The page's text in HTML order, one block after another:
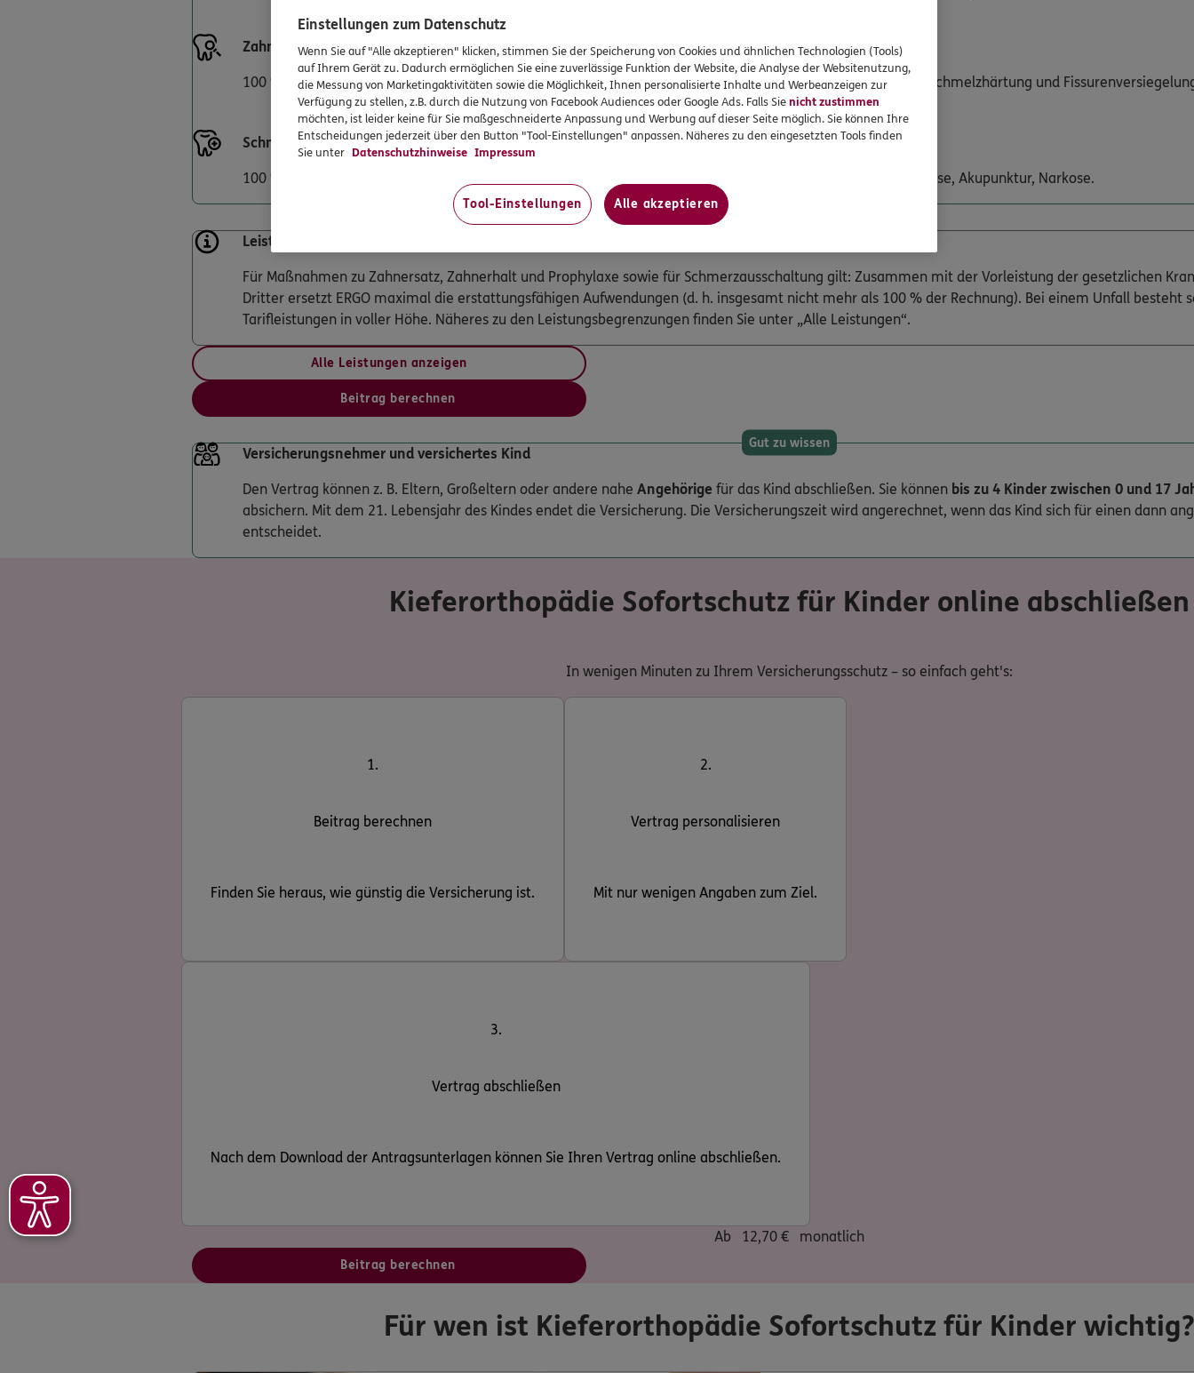
Zahnprophylaxe
100 % für zahnmedizinische Individualprophylaxe, z. B. professionelle Zahnreinigung, Fluoridierung zur Zahnschmelzhärtung und
Schmerzausschaltung
100 % für alle Maßnahmen, die den zahnärztlichen Eingriff für das Kind besser erträglich machen, z. B. Hypnose, Akupunktur, Narkose.
Leistungsbegrenzungen in den ersten 4 Versicherungsjahren
Für Maßnahmen zu Zahnersatz, Zahnerhalt und Prophylaxe sowie für Schmerzausschaltung gilt: Zusammen mit der Vorleistung der gesetzlichen
Dritter ersetzt ERGO maximal die erstattungsfähigen Aufwendungen (d. h. insgesamt nicht mehr als 100 % der Rechnung). Bei einem Unfall besteht
Tarifleistungen in voller Höhe. Näheres zu den Leistungsbegrenzungen finden Sie unter „Alle Leistungen“.
Alle Leistungen anzeigen
Beitrag berechnen
Gut zu wissen
Versicherungsnehmer und versichertes Kind
Den Vertrag können z. B. Eltern, Großeltern oder andere nahe Angehörige für das Kind abschließen. Sie können bis zu 4 Kinder zwischen 0 und 17
absichern. Mit dem 21. Lebensjahr des Kindes endet die Versicherung. Die Versicherungszeit wird angerechnet, wenn das Kind sich für einen dann
entscheidet.
Kieferorthopädie Sofortschutz für Kinder online abschließen
In wenigen Minuten zu Ihrem Versicherungsschutz – so einfach geht's:
1.
Beitrag berechnen
Finden Sie heraus, wie günstig die Versicherung ist.
2.
Vertrag personalisieren
Mit nur wenigen Angaben zum Ziel.
3.
Vertrag abschließen
Nach dem Download der Antragsunterlagen können Sie Ihren Vertrag online abschließen.
Ab 12,70€ monatlich
Beitrag berechnen
Für wen ist Kieferorthopädie Sofortschutz für Kinder wichtig?
Einstellungen zum Datenschutz
Wenn Sie auf "Alle akzeptieren" klicken, stimmen Sie der Speicherung von Cookies und ähnlichen Technologien (Tools)
auf Ihrem Gerät zu. Dadurch ermöglichen Sie eine zuverlässige Funktion der Website, die Analyse der Websitenutzung,
die Messung von Marketingaktivitäten sowie die Möglichkeit, Ihnen personalisierte Inhalte und Werbeanzeigen zur
Verfügung zu stellen, z.B. durch die Nutzung von Facebook Audiences oder Google Ads. Falls Sienicht zustimmen
möchten, ist leider keine für Sie maßgeschneiderte Anpassung und Werbung auf dieser Seite möglich. Sie können Ihre
Entscheidungen jederzeit über den Button "Tool-Einstellungen" anpassen. Näheres zu den eingesetzten Tools finden
Sie unter Datenschutzhinweise Impressum
Tool-Einstellungen Alle akzeptieren